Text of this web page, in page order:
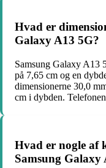
Hvad er
Galaxy A13 5G?
Samsung Galaxy A13
på 7,65 cm og en
dimensionerne 30,0
cm i dybden.
Hvad er nogle af
Samsung Galaxy